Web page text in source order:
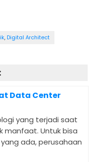
, Digital Architect
Data Center
yang terjadi saat
manfaat. Untuk bisa
ada, perusahaan